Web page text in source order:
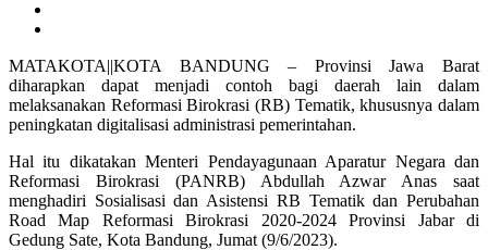
MATAKOTA||KOTA BANDUNG – Provinsi Jawa Barat
diharapkan dapat menjadi contoh bagi daerah lain dalam
melaksanakan Reformasi Birokrasi (RB) Tematik, khususnya dalam
peningkatan digitalisasi administrasi pemerintahan.
Hal itu dikatakan Menteri Pendayagunaan Aparatur Negara dan
Reformasi Birokrasi (PANRB) Abdullah Azwar Anas saat
menghadiri Sosialisasi dan Asistensi RB Tematik dan Perubahan
Road Map Reformasi Birokrasi 2020-2024 Provinsi Jabar di
Gedung Sate, Kota Bandung, Jumat (9/6/2023).